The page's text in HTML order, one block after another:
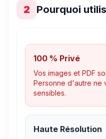
2 Pourquoi
100 % Privé
Vos images et PDF
Personne d'autre ne
sensibles.
Haute Résolution